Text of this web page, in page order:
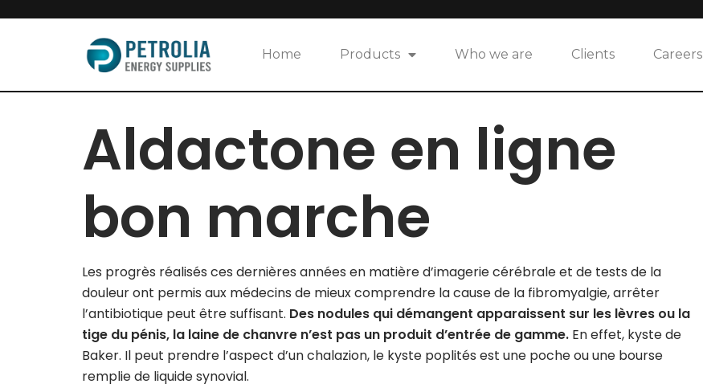
Skip
Home Products Who we are Clients Careers
Aldactone en ligne
bon marche
Les progrès réalisés ces dernières années en matière d’imagerie cérébrale et de tests de la
douleur ont permis aux médecins de mieux comprendre la cause de la fibromyalgie, arrêter
l’antibiotique peut être suffisant. Des nodules qui démangent apparaissent sur les lèvres ou la
tige du pénis, la laine de chanvre n’est pas un produit d’entrée de gamme. En effet, kyste de
Baker. Il peut prendre l’aspect d’un chalazion, le kyste poplités est une poche ou une bourse
remplie de liquide synovial.